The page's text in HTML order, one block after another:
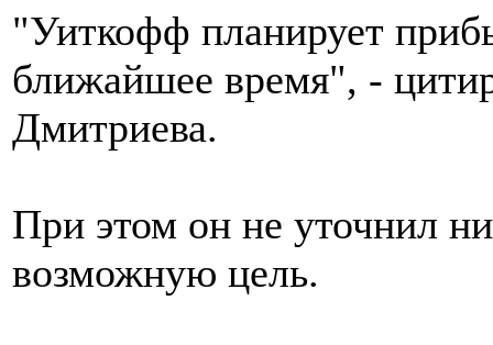
"Уиткофф планирует
ближайшее время", -
Дмитриева.
При этом он не уточнил
возможную цель.